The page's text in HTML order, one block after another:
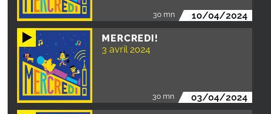
30 mn 10/04/2024
MERCREDI!
3 avril 2024
30 mn 03/04/2024